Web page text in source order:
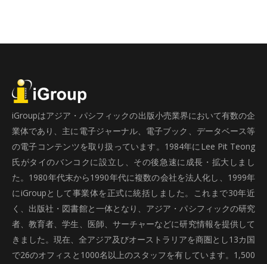
iGroupはアジア・パシフィックの出版小売業界において有数の企
業体であり、主に電子ジャーナル、電子ブック、データベース等
の電子コンテンツを取り扱っています。1984年にLee Pit Teong
氏がタイのバンコクに設立し、その後急速に成長・拡大しまし
た。1980年代末から1990年代に複数の会社を法人化し、1999年
にiGroupとして事業体を正式に統括しました。これまで30年近
く、出版社・図書館と一体となり、アジア・パシフィックの研究
者、教育者、学生、医師、サーチャーなどに研究情報を提供して
きました。現在、全アジア及びオーストラリアを商圏とし13カ国
で26のオフィスと1000名以上のスタッフを有しています。1,500